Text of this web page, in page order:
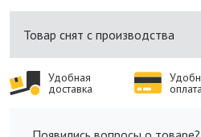
Товар снят с производства
Удобная
доставка оплата